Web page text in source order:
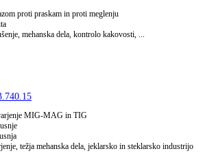
proti praskam in proti meglenju
mehanska dela, kontrolo kakovosti, ...
MIG-MAG in TIG
težja mehanska dela, jeklarsko in steklarsko industrijo